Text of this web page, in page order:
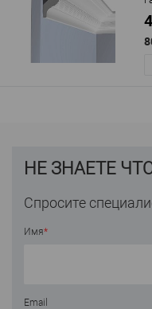
НЕ ЗНАЕТЕ
Спросите
Имя*
Email